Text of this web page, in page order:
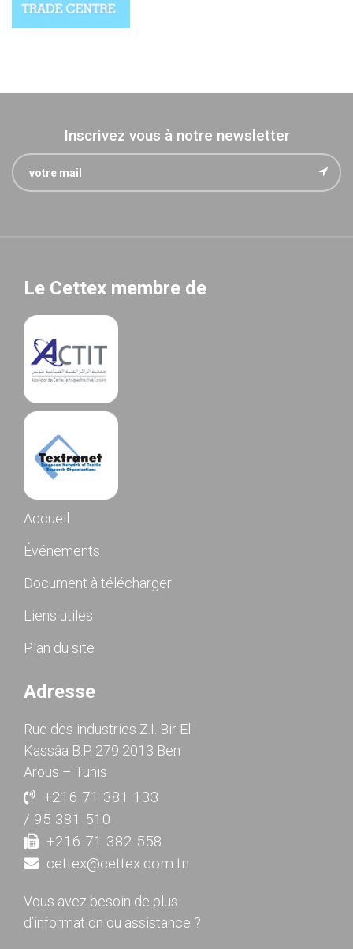
Inscrivez vous à notre newsletter
Le Cettex membre de
Accueil
Événements
Document à télécharger
Liens utiles
Plan du site
Adresse
Rue des industries Z.I. Bir El
Kassâa B.P. 279 2013 Ben
Arous – Tunis
+216 71 381 133
/ 95 381 510
+216 71 382 558
cettex@cettex.com.tn
Vous avez besoin de plus
d’information ou assistance ?